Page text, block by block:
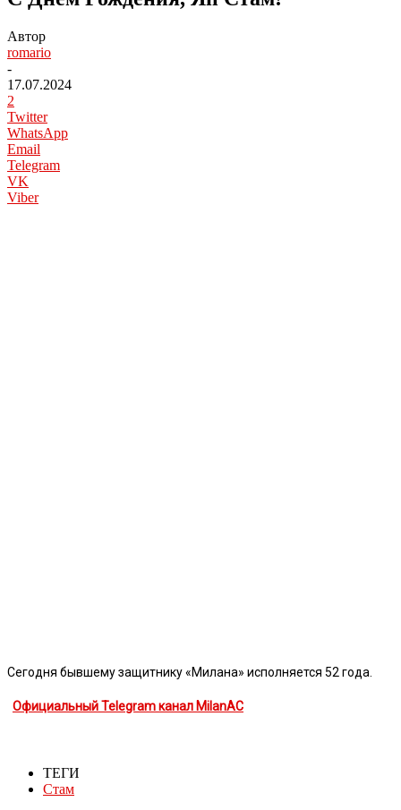
Автор
romario
-
17.07.2024
2
Twitter
WhatsApp
Email
Telegram
VK
Viber
Сегодня бывшему защитнику «Милана» исполняется 52 года.
Официальный Telegram канал MilanAC
ТЕГИ
Стам